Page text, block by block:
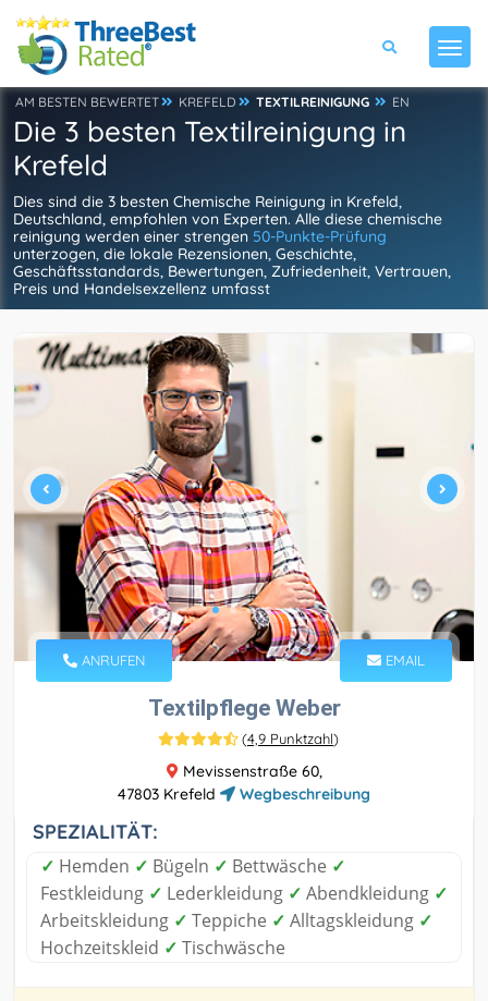
AM BESTEN BEWERTET KREFELD TEXTILREINIGUNG EN
Die 3 besten Textilreinigung in
Krefeld
Dies sind die 3 besten Chemische Reinigung in Krefeld,
Deutschland, empfohlen von Experten. Alle diese chemische
reinigung werden einer strengen 50-Punkte-Prüfung
unterzogen, die lokale Rezensionen, Geschichte,
Geschäftsstandards, Bewertungen, Zufriedenheit, Vertrauen,
Preis und Handelsexzellenz umfasst
ANRUFEN EMAIL
Textilpflege Weber
(4,9 Punktzahl)
Mevissenstraße 60,
47803 Krefeld
Wegbeschreibung
SPEZIALITÄT:
✓ Hemden ✓ Bügeln ✓ Bettwäsche ✓
Festkleidung ✓ Lederkleidung ✓ Abendkleidung ✓
Arbeitskleidung ✓ Teppiche ✓ Alltagskleidung ✓
Hochzeitskleid ✓ Tischwäsche